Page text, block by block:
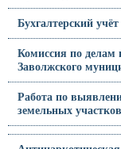
Бухгалтерский учёт
Комиссия по делам
Заволжского
Работа по
земельных участков